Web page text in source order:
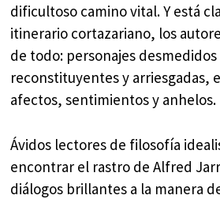
dificultoso camino vital. Y está
itinerario cortazariano, los
de todo: personajes
reconstituyentes y arriesgadas,
afectos, sentimientos y anhelos.
Ávidos lectores de filosofía
encontrar el rastro de Alfred
diálogos brillantes a la manera